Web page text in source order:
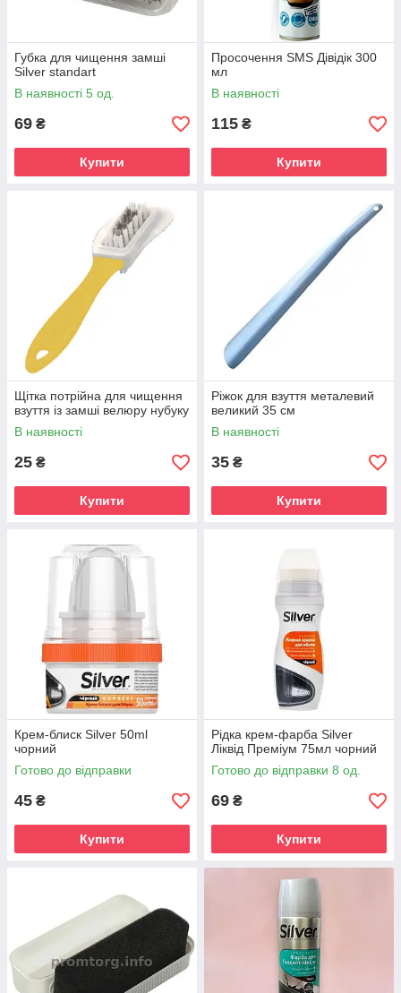
Губка для чищення замші
Silver standart
В наявності 5 од.
69 ₴
Купити
Просочення SMS Дівідік 300
мл
В наявності
115 ₴
Купити
Щітка потрійна для чищення
взуття із замші велюру нубуку
В наявності
25 ₴
Купити
Ріжок для взуття металевий
великий 35 см
В наявності
35 ₴
Купити
Крем-блиск Silver 50ml
чорний
Готово до відправки
45 ₴
Купити
Рідка крем-фарба Silver
Ліквід Преміум 75мл чорний
Готово до відправки 8 од.
69 ₴
Купити